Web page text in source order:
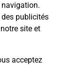
des publicités
site et
acceptez
route